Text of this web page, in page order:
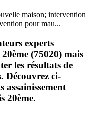
maison; intervention
pour mau...
experts
(75020) mais
les résultats de
Découvrez ci-
assainissement
20ème.